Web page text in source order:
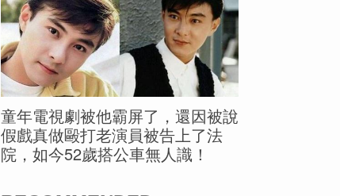
童年電視劇被他霸屏了，還因被說
假戲真做毆打老演員被告上了法
院，如今52歲搭公車無人識！